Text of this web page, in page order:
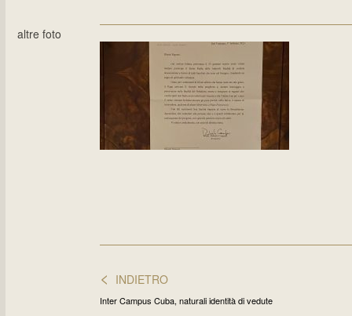
altre foto
< INDIETRO
Inter Campus Cuba, naturali identità di vedute